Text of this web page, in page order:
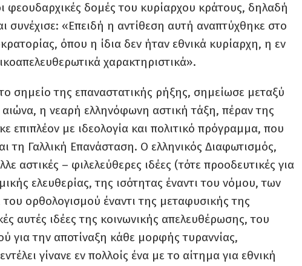
φεουδαρχικές δομές του κυρίαρχου κράτους, δηλαδή
συνέχισε: «Επειδή η αντίθεση αυτή αναπτύχθηκε στο
όπου η ίδια δεν ήταν εθνικά κυρίαρχη, η εν
χαρακτηριστικά».
σημείο της επαναστατικής ρήξης, σημείωσε μεταξύ
η νεαρή ελληνόφωνη αστική τάξη, πέραν της
επιπλέον με ιδεολογία και πολιτικό πρόγραμμα, που
τη Γαλλική Επανάσταση. Ο ελληνικός Διαφωτισμός,
αστικές – φιλελεύθερες ιδέες (τότε προοδευτικές για
ελευθερίας, της ισότητας έναντι του νόμου, των
ορθολογισμού έναντι της μεταφυσικής της
αυτές ιδέες της κοινωνικής απελευθέρωσης, του
για την αποτίναξη κάθε μορφής τυραννίας,
γίνανε εν πολλοίς ένα με το αίτημα για εθνική